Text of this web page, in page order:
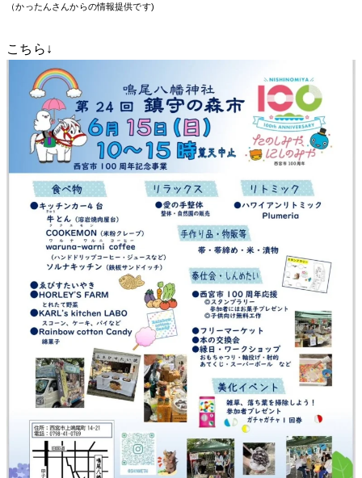
（かったんさんからの情報提供です)
こちら↓